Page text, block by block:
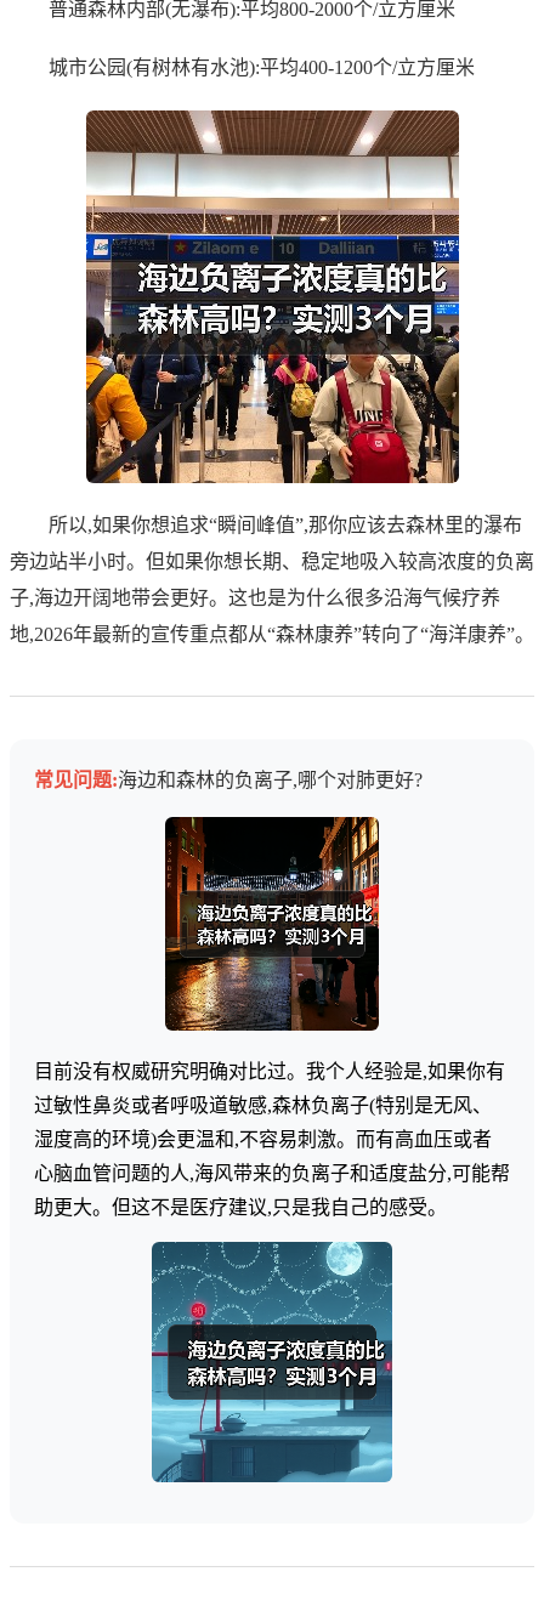
普通森林内部(无瀑布):平均800-2000个/立方厘米
城市公园(有树林有水池):平均400-1200个/立方厘米
所以,如果你想追求“瞬间峰值”,那你应该去森林里的瀑布
旁边站半小时。但如果你想长期、稳定地吸入较高浓度的负离
子,海边开阔地带会更好。这也是为什么很多沿海气候疗养
地,2026年最新的宣传重点都从“森林康养”转向了“海洋康养”。
常见问题:海边和森林的负离子,哪个对肺更好?
目前没有权威研究明确对比过。我个人经验是,如果你有
过敏性鼻炎或者呼吸道敏感,森林负离子(特别是无风、
湿度高的环境)会更温和,不容易刺激。而有高血压或者
心脑血管问题的人,海风带来的负离子和适度盐分,可能帮
助更大。但这不是医疗建议,只是我自己的感受。